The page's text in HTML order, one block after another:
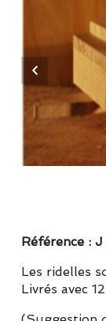
Référence :
Les ridelles
Livrés avec